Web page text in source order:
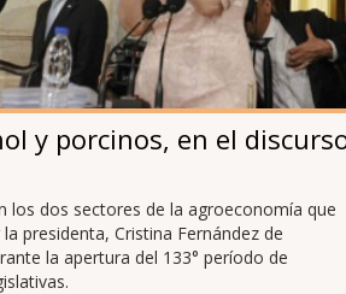
y porcinos, en el
los dos sectores de la agroeconomía que
presidenta, Cristina Fernández de
la apertura del 133° período de